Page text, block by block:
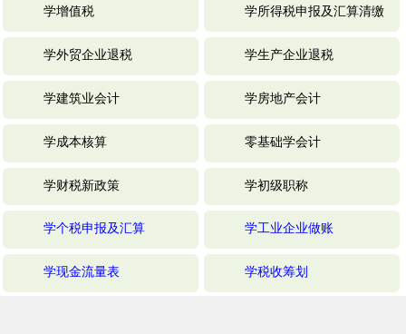
学增值税 学所得税申报及汇算清缴
学外贸企业退税 学生产企业退税
学建筑业会计 学房地产会计
学成本核算 零基础学会计
学财税新政策 学初级职称
学个税申报及汇算 学工业企业做账
学现金流量表 学税收筹划